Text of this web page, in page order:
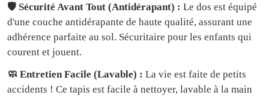
🛡️ Sécurité Avant Tout (Antidérapant) : Le dos est équipé
d'une couche antidérapante de haute qualité, assurant une
adhérence parfaite au sol. Sécuritaire pour les enfants qui
courent et jouent.
🧼 Entretien Facile (Lavable) : La vie est faite de petits
accidents ! Ce tapis est facile à nettoyer, lavable à la main